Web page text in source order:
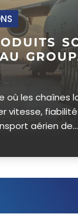
où les chaînes
vitesse,
aérien de...